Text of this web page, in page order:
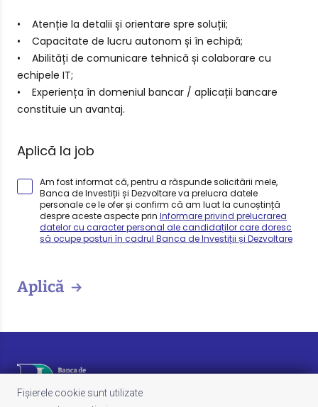
• Atenție la detalii și orientare spre soluții;
• Capacitate de lucru autonom și în echipă;
• Abilități de comunicare tehnică și colaborare cu
echipele IT;
• Experiența în domeniul bancar / aplicații bancare
constituie un avantaj.
Aplică la job
Am fost informat că, pentru a răspunde solicitării mele,
Banca de Investiții și Dezvoltare va prelucra datele
personale ce le ofer și confirm că am luat la cunoștință
despre aceste aspecte prin Informare privind prelucrarea
datelor cu caracter personal ale candidaților care doresc
să ocupe posturi în cadrul Banca de Investiții și Dezvoltare
Aplică
Fișierele cookie sunt utilizate